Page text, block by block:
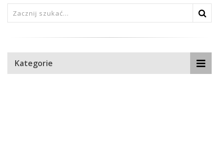
Kategorie